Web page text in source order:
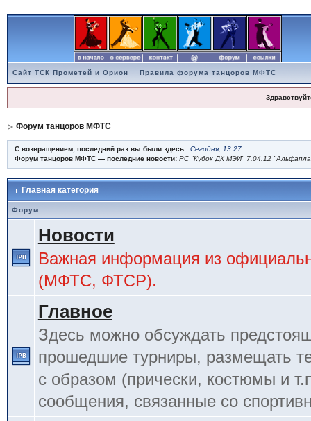
Сайт ТСК Прометей и Орион Правила форума танцоров МФТС
Форум танцоров МФТС
С возвращением, последний раз вы были здесь : Сегодня, 13:27
Форум танцоров МФТС — последние новости: РС "Кубок ДК МЭИ" 7.04.12
Главная категория
Форум
Новости
Важная информация из
(МФТС, ФТСР).
Главное
Здесь можно обсуждать
прошедшие турниры, размещать
с образом (прически, костюмы и
сообщения, связанные со